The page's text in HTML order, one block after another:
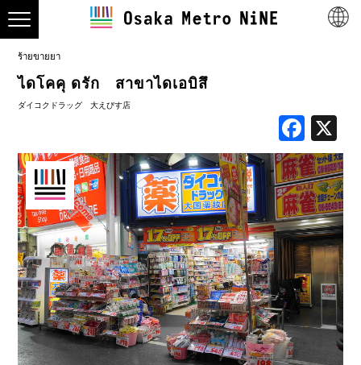
ร้ายขายยา
ไดโคคุ ดรัก สาขาไดเอบิสึ
ダイコクドラッグ 大えびす店